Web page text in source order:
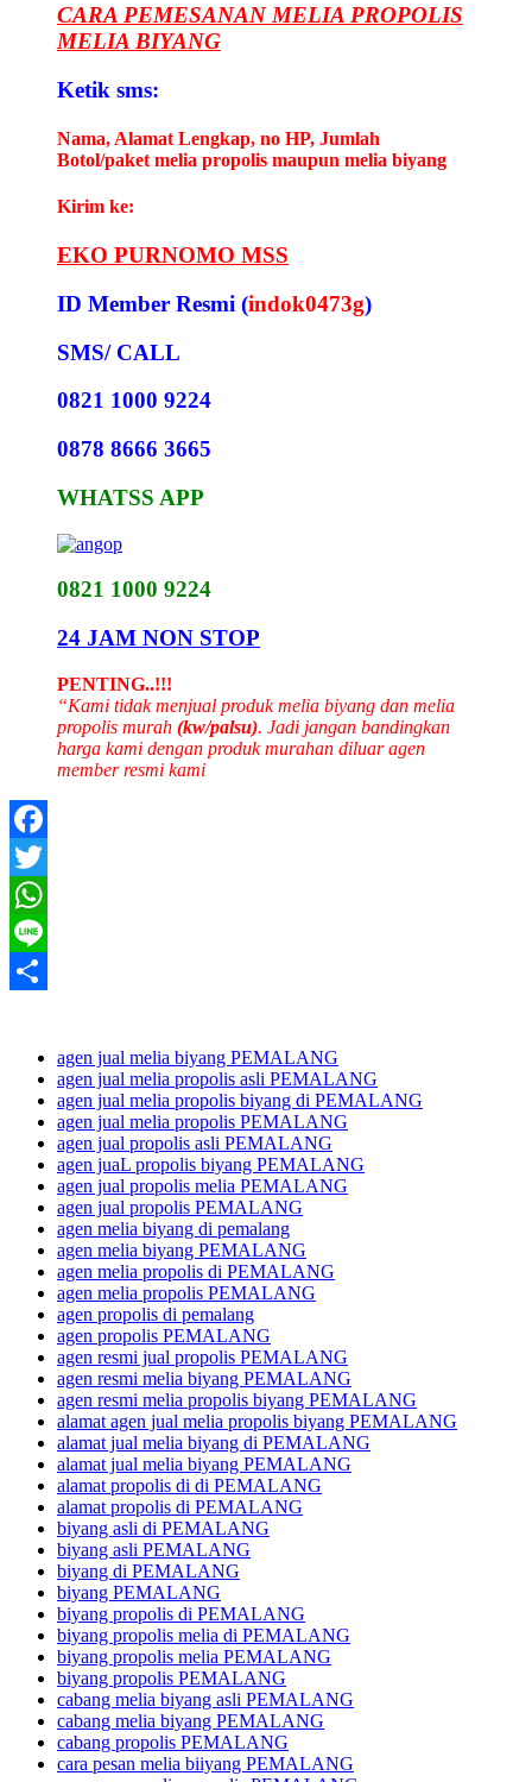
CARA PEMESANAN MELIA PROPOLIS
MELIA BIYANG
Ketik sms:
Nama, Alamat Lengkap, no HP, Jumlah
Botol/paket melia propolis maupun melia biyang
Kirim ke:
EKO PURNOMO MSS
ID Member Resmi (indok0473g)
SMS/ CALL
0821 1000 9224
0878 8666 3665
WHATSS APP
0821 1000 9224
24 JAM NON STOP
PENTING..!!!
“Kami tidak menjual produk melia biyang dan melia
propolis murah (kw/palsu). Jadi jangan bandingkan
harga kami dengan produk murahan diluar agen
member resmi kami
Facebook
Twitter
WhatsApp
Line
agen jual melia biyang PEMALANG
agen jual melia propolis asli PEMALANG
agen jual melia propolis biyang di PEMALANG
agen jual melia propolis PEMALANG
agen jual propolis asli PEMALANG
agen juaL propolis biyang PEMALANG
agen jual propolis melia PEMALANG
agen jual propolis PEMALANG
agen melia biyang di pemalang
agen melia biyang PEMALANG
agen melia propolis di PEMALANG
agen melia propolis PEMALANG
agen propolis di pemalang
agen propolis PEMALANG
agen resmi jual propolis PEMALANG
agen resmi melia biyang PEMALANG
agen resmi melia propolis biyang PEMALANG
alamat agen jual melia propolis biyang PEMALANG
alamat jual melia biyang di PEMALANG
alamat jual melia biyang PEMALANG
alamat propolis di di PEMALANG
alamat propolis di PEMALANG
biyang asli di PEMALANG
biyang asli PEMALANG
biyang di PEMALANG
biyang PEMALANG
biyang propolis di PEMALANG
biyang propolis melia di PEMALANG
biyang propolis melia PEMALANG
biyang propolis PEMALANG
cabang melia biyang asli PEMALANG
cabang melia biyang PEMALANG
cabang propolis PEMALANG
cara pesan melia biiyang PEMALANG